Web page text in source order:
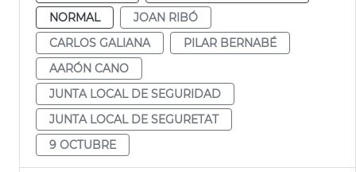
NORMAL
JOAN RIBÓ
CARLOS GALIANA
PILAR BERNABÉ
AARÓN CANO
JUNTA LOCAL DE SEGURIDAD
JUNTA LOCAL DE SEGURETAT
9 OCTUBRE